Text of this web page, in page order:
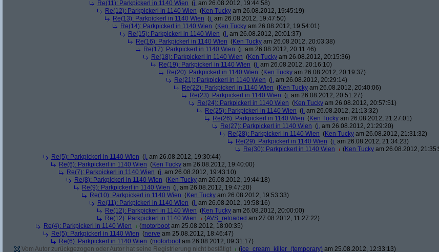
Re(11): Parkpickerl in 1140 Wien (j. am 26.08.2012, 19:44:58)
Re(12): Parkpickerl in 1140 Wien (Ken Tucky am 26.08.2012, 19:45:19)
Re(13): Parkpickerl in 1140 Wien (j. am 26.08.2012, 19:47:50)
Re(14): Parkpickerl in 1140 Wien (Ken Tucky am 26.08.2012, 19:54:01)
Re(15): Parkpickerl in 1140 Wien (j. am 26.08.2012, 20:01:37)
Re(16): Parkpickerl in 1140 Wien (Ken Tucky am 26.08.2012, 20:03:38)
Re(17): Parkpickerl in 1140 Wien (j. am 26.08.2012, 20:11:46)
Re(18): Parkpickerl in 1140 Wien (Ken Tucky am 26.08.2012, 20:15:36)
Re(19): Parkpickerl in 1140 Wien (j. am 26.08.2012, 20:16:10)
Re(20): Parkpickerl in 1140 Wien (Ken Tucky am 26.08.2012, 20:19:37)
Re(21): Parkpickerl in 1140 Wien (j. am 26.08.2012, 20:29:14)
Re(22): Parkpickerl in 1140 Wien (Ken Tucky am 26.08.2012, 20:40:06)
Re(23): Parkpickerl in 1140 Wien (j. am 26.08.2012, 20:51:27)
Re(24): Parkpickerl in 1140 Wien (Ken Tucky am 26.08.2012, 20:57:51)
Re(25): Parkpickerl in 1140 Wien (j. am 26.08.2012, 21:13:32)
Re(26): Parkpickerl in 1140 Wien (Ken Tucky am 26.08.2012, 21:27:01)
Re(27): Parkpickerl in 1140 Wien (j. am 26.08.2012, 21:29:20)
Re(28): Parkpickerl in 1140 Wien (Ken Tucky am 26.08.2012, 21:31:32)
Re(29): Parkpickerl in 1140 Wien (j. am 26.08.2012, 21:34:23)
Re(30): Parkpickerl in 1140 Wien
(Ken Tucky am 26.08.2012,
Re(5): Parkpickerl in 1140 Wien (j. am 26.08.2012, 19:30:44)
Re(6): Parkpickerl in 1140 Wien (Ken Tucky am 26.08.2012, 19:40:00)
Re(7): Parkpickerl in 1140 Wien (j. am 26.08.2012, 19:43:10)
Re(8): Parkpickerl in 1140 Wien (Ken Tucky am 26.08.2012, 19:44:18)
Re(9): Parkpickerl in 1140 Wien (j. am 26.08.2012, 19:47:20)
Re(10): Parkpickerl in 1140 Wien (Ken Tucky am 26.08.2012, 19:53:33)
Re(11): Parkpickerl in 1140 Wien (j. am 26.08.2012, 19:58:16)
Re(12): Parkpickerl in 1140 Wien (Ken Tucky am 26.08.2012, 20:00:00)
Re(12): Parkpickerl in 1140 Wien
(AVS_reloaded am 27.08.2012, 11:27:22)
Re(4): Parkpickerl in 1140 Wien
(motorboot am 25.08.2012, 18:00:35)
Re(5): Parkpickerl in 1140 Wien (nerve am 25.08.2012, 18:46:47)
Re(6): Parkpickerl in 1140 Wien (motorboot am 26.08.2012, 09:31:17)
Vom Autor zurückgezogen oder Autor hat seine Registrierung nicht bestätigt
(ice_cream_killer_(temporary) am 25.08.2012, 12:33:13)